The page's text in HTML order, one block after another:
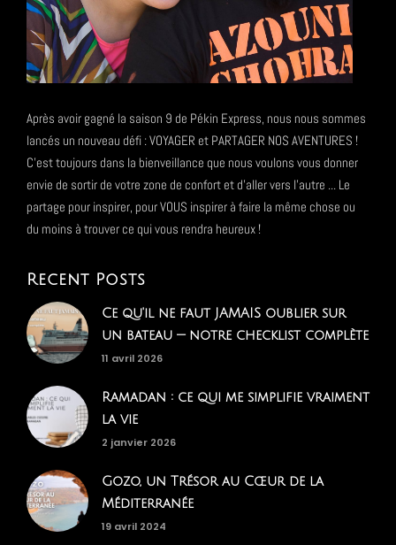
Après avoir gagné la saison 9 de Pékin Express, nous nous sommes
lancés un nouveau défi : VOYAGER et PARTAGER NOS AVENTURES !
C'est toujours dans la bienveillance que nous voulons vous donner
envie de sortir de votre zone de confort et d'aller vers l'autre ... Le
partage pour inspirer, pour VOUS inspirer à faire la même chose ou
du moins à trouver ce qui vous rendra heureux !
Recent Posts
Ce qu'il ne faut JAMAIS oublier sur
un bateau — notre checklist complète
11 avril 2026
Ramadan : ce qui me simplifie vraiment
la vie
2 janvier 2026
Gozo, un Trésor au Cœur de la
Méditerranée
19 avril 2024